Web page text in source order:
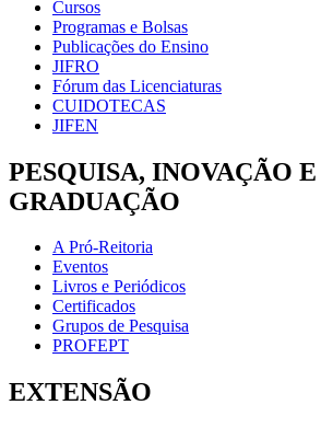
Cursos
Programas e Bolsas
Publicações do Ensino
JIFRO
Fórum das Licenciaturas
CUIDOTECAS
JIFEN
PESQUISA, INOVAÇÃO E
GRADUAÇÃO
A Pró-Reitoria
Eventos
Livros e Periódicos
Certificados
Grupos de Pesquisa
PROFEPT
EXTENSÃO